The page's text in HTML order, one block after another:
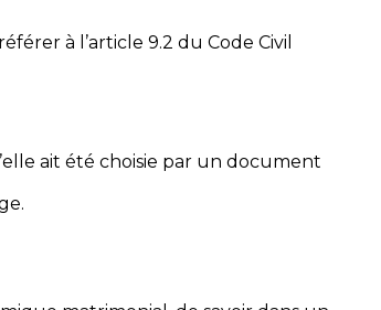
à l’article 9.2 du Code Civil
ait été choisie par un document